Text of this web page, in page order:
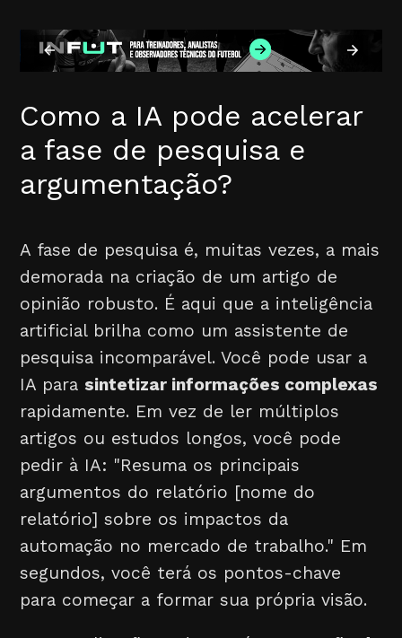
Como a IA pode acelerar
a fase de pesquisa e
argumentação?
A fase de pesquisa é, muitas vezes, a mais
demorada na criação de um artigo de
opinião robusto. É aqui que a inteligência
artificial brilha como um assistente de
pesquisa incomparável. Você pode usar a
IA para sintetizar informações complexas
rapidamente. Em vez de ler múltiplos
artigos ou estudos longos, você pode
pedir à IA: "Resuma os principais
argumentos do relatório [nome do
relatório] sobre os impactos da
automação no mercado de trabalho." Em
segundos, você terá os pontos-chave
para começar a formar sua própria visão.